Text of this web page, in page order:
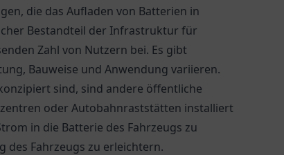
die das Aufladen von Batterien in
Bestandteil der Infrastruktur für
Zahl von Nutzern bei. Es gibt
Bauweise und Anwendung variieren.
sind, sind andere öffentliche
oder Autobahnraststätten installiert
in die Batterie des Fahrzeugs zu
des Fahrzeugs zu erleichtern.